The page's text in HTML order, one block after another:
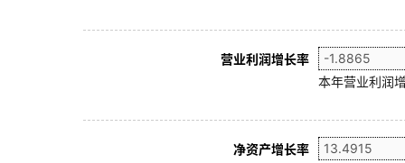
营业利润增长率
本年营业利润
净资产增长率